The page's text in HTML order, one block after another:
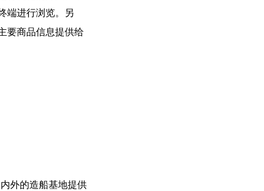
端进行浏览。另
要商品信息提供给
外的造船基地提供